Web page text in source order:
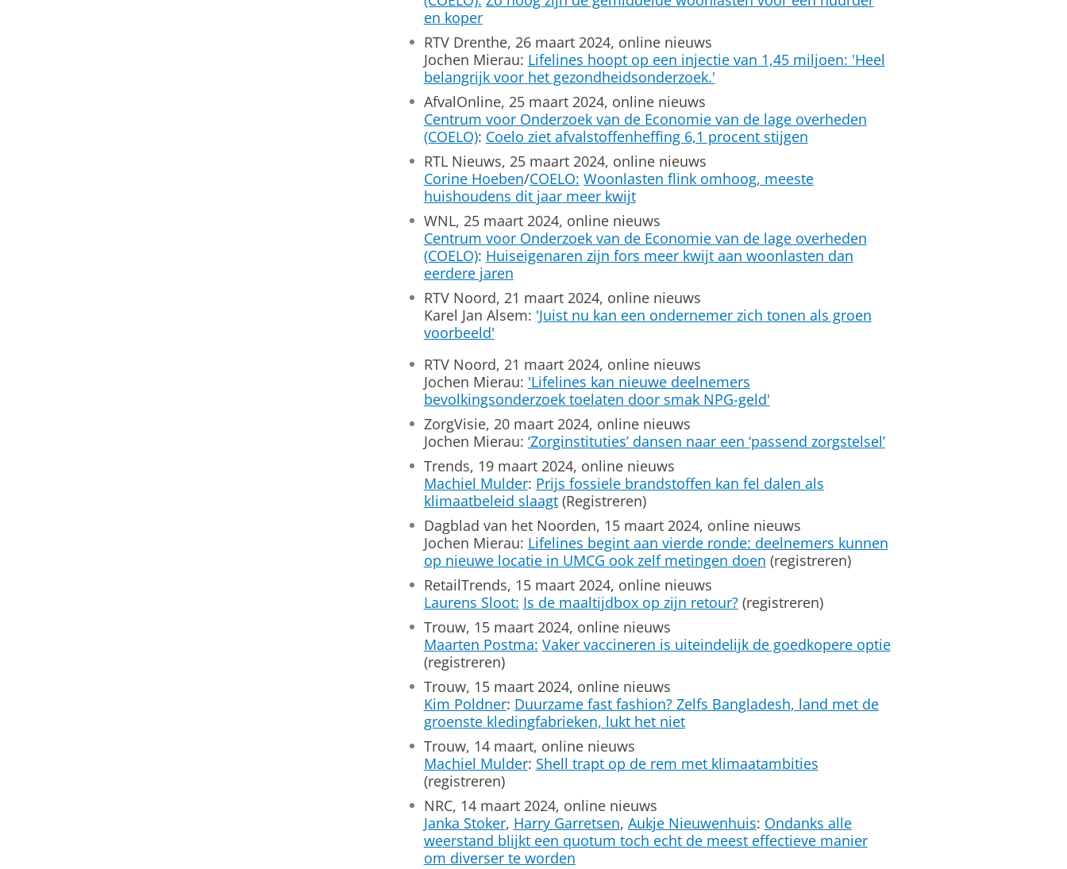
en koper
RTV Drenthe, 26 maart 2024, online nieuws
Jochen Mierau: Lifelines hoopt op een injectie van 1,45 miljoen: 'Heel
belangrijk voor het gezondheidsonderzoek.'
AfvalOnline, 25 maart 2024, online nieuws
Centrum voor Onderzoek van de Economie van de lage overheden
(COELO): Coelo ziet afvalstoffenheffing 6,1 procent stijgen
RTL Nieuws, 25 maart 2024, online nieuws
Corine Hoeben/COELO: Woonlasten flink omhoog, meeste
huishoudens dit jaar meer kwijt
WNL, 25 maart 2024, online nieuws
Centrum voor Onderzoek van de Economie van de lage overheden
(COELO): Huiseigenaren zijn fors meer kwijt aan woonlasten dan
eerdere jaren
RTV Noord, 21 maart 2024, online nieuws
Karel Jan Alsem: 'Juist nu kan een ondernemer zich tonen als groen
voorbeeld'
RTV Noord, 21 maart 2024, online nieuws
Jochen Mierau: 'Lifelines kan nieuwe deelnemers
bevolkingsonderzoek toelaten door smak NPG-geld'
ZorgVisie, 20 maart 2024, online nieuws
Jochen Mierau: ‘Zorginstituties’ dansen naar een ‘passend zorgstelsel’
Trends, 19 maart 2024, online nieuws
Machiel Mulder: Prijs fossiele brandstoffen kan fel dalen als
klimaatbeleid slaagt(Registreren)
Dagblad van het Noorden, 15 maart 2024, online nieuws
Jochen Mierau: Lifelines begint aan vierde ronde: deelnemers kunnen
op nieuwe locatie in UMCG ook zelf metingen doen (registreren)
RetailTrends, 15 maart 2024, online nieuws
Laurens Sloot: Is de maaltijdbox op zijn retour?(registreren)
Trouw, 15 maart 2024, online nieuws
Maarten Postma: Vaker vaccineren is uiteindelijk de goedkopere optie
(registreren)
Trouw, 15 maart 2024, online nieuws
Kim Poldner: Duurzame fast fashion? Zelfs Bangladesh, land met de
groenste kledingfabrieken, lukt het niet
Trouw, 14 maart, online nieuws
Machiel Mulder: Shell trapt op de rem met klimaatambities
(registreren)
NRC, 14 maart 2024, online nieuws
Janka Stoker, Harry Garretsen, Aukje Nieuwenhuis: Ondanks alle
weerstand blijkt een quotum toch echt de meest effectieve manier
om diverser te worden